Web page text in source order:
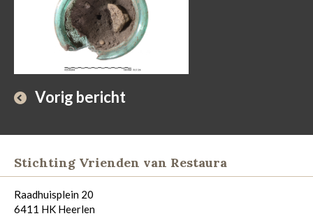
Vorig bericht
Stichting Vrienden van Restaura
Raadhuisplein 20
6411 HK Heerlen